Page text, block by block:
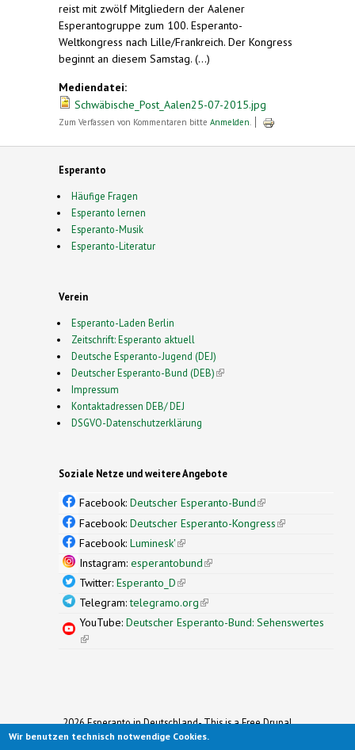
reist mit zwölf Mitgliedern der Aalener
Esperantogruppe zum 100. Esperanto-
Weltkongress nach Lille/Frankreich. Der Kongress
beginnt an diesem Samstag. (...)
Mediendatei:
Schwäbische_Post_Aalen25-07-2015.jpg
Zum Verfassen von Kommentaren bitte Anmelden
Esperanto
Häufige Fragen
Esperanto lernen
Esperanto-Musik
Esperanto-Literatur
Verein
Esperanto-Laden Berlin
Zeitschrift: Esperanto aktuell
Deutsche Esperanto-Jugend (DEJ)
Deutscher Esperanto-Bund (DEB)(link is external)
Impressum
Kontaktadressen DEB/ DEJ
DSGVO-Datenschutzerklärung
Soziale Netze und weitere Angebote
Facebook: Deutscher Esperanto-Bund(link is
external)
Facebook: Deutscher Esperanto-Kongress(link is
Facebook: Luminesk'(link is external)
Instagram: esperantobund(link is external)
Twitter: Esperanto_D(link is external)
Telegram:telegramo.org(link is external)
YouTube: Deutscher Esperanto-Bund: Sehenswertes
(link is external)
2026 Esperanto in Deutschland- This is a Free Drupal
Theme
Wir benutzen technisch notwendige Cookies.